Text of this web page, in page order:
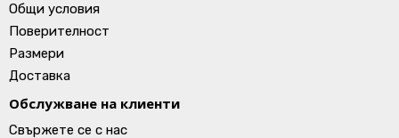
Общи условия
Поверителност
Размери
Доставка
Обслужване на клиенти
Свържете се с нас